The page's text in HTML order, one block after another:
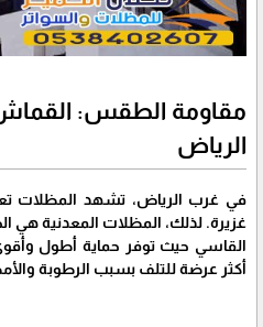
مقاومة الطقس:
الرياض
في غرب الرياض، تشهد المظلات
غزيرة. لذلك، المظلات المعدنية هي
القاسي حيث توفر حماية أطول
أكثر عرضة للتلف بسبب الرطوبة